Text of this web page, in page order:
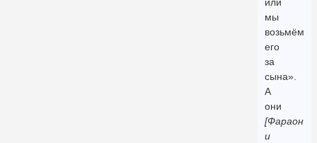
или
мы
возьмём
его
за
сына».
А
они
[Фараон
и